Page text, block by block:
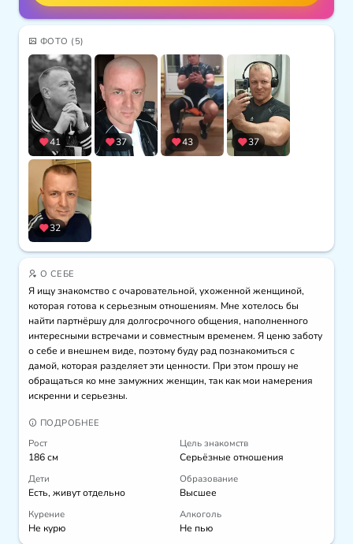
ФОТО (5)
41 37 43 37
32
О СЕБЕ
Я ищу знакомство с очаровательной, ухоженной женщиной,
которая готова к серьезным отношениям. Мне хотелось бы
найти партнёршу для долгосрочного общения, наполненного
интересными встречами и совместным временем. Я ценю заботу
о себе и внешнем виде, поэтому буду рад познакомиться с
дамой, которая разделяет эти ценности. При этом прошу не
обращаться ко мне замужних женщин, так как мои намерения
искренни и серьезны.
ПОДРОБНЕЕ
Рост
186 см
Цель знакомств
Серьёзные отношения
Дети
Есть, живут отдельно
Образование
Высшее
Курение
Не курю
Алкоголь
Не пью